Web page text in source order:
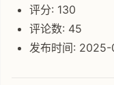
评分: 130
评论数: 45
发布时间: